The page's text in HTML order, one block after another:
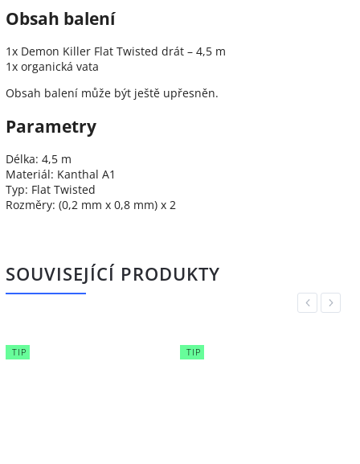
Obsah balení
1x Demon Killer Flat Twisted drát – 4,5 m
1x organická vata
Obsah balení může být ještě upřesněn.
Parametry
Délka: 4,5 m
Materiál: Kanthal A1
Typ: Flat Twisted
Rozměry: (0,2 mm x 0,8 mm) x 2
SOUVISEJÍCÍ PRODUKTY
Previous
TIP TIP
Next